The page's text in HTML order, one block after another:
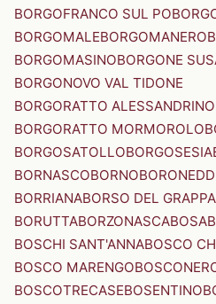
BORGOFRANCO SUL PO
BORGOMALEBORGOMANERO
BORGOMASINOBORGONE
BORGONOVO VAL TIDONE
BORGORATTO ALESSANDRINO
BORGORATTO MORMOROLO
BORGOSATOLLOBORGOSESIA
BORNASCOBORNO
BORRIANABORSO DEL GRAPPA
BORUTTABORZONASCABOSA
BOSCHI SANT'ANNABOSCO
BOSCO MARENGO
BOSCOTRECASEBOSENTINO